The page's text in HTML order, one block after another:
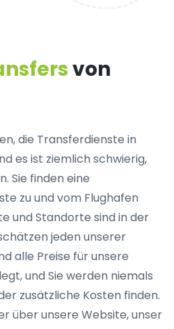
von
die Transferdienste in
es ist ziemlich schwierig,
Sie finden eine
zu und vom Flughafen
und Standorte sind in der
jeden unserer
alle Preise für unsere
und Sie werden niemals
zusätzliche Kosten finden.
über unsere Website, unser